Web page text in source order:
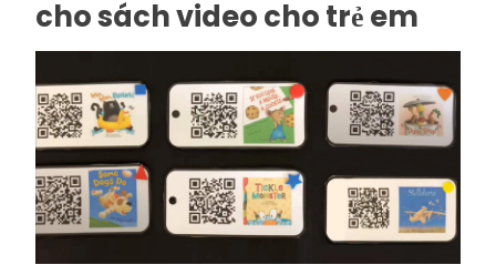
cho sách video cho trẻ em